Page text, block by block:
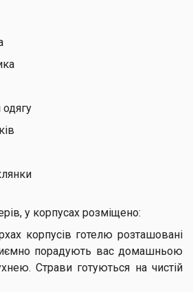
у корпусах розміщено:
корпусів готелю розташовані
порадують вас домашньою
Страви готуються на чистій